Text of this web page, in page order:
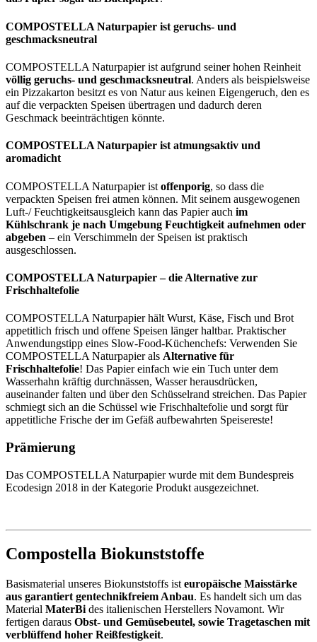
COMPOSTELLA Naturpapier ist geruchs- und
geschmacksneutral
COMPOSTELLA Naturpapier ist aufgrund seiner hohen Reinheit
völlig geruchs- und geschmacksneutral. Anders als beispielsweise
ein Pizzakarton besitzt es von Natur aus keinen Eigengeruch, den es
auf die verpackten Speisen übertragen und dadurch deren
Geschmack beeinträchtigen könnte.
COMPOSTELLA Naturpapier ist atmungsaktiv und
aromadicht
COMPOSTELLA Naturpapier ist offenporig, so dass die
verpackten Speisen frei atmen können. Mit seinem ausgewogenen
Luft-/ Feuchtigkeitsausgleich kann das Papier auch im
Kühlschrank je nach Umgebung Feuchtigkeit aufnehmen oder
abgeben – ein Verschimmeln der Speisen ist praktisch
ausgeschlossen.
COMPOSTELLA Naturpapier – die Alternative zur
Frischhaltefolie
COMPOSTELLA Naturpapier hält Wurst, Käse, Fisch und Brot
appetitlich frisch und offene Speisen länger haltbar. Praktischer
Anwendungstipp eines Slow-Food-Küchenchefs: Verwenden Sie
COMPOSTELLA Naturpapier als Alternative für
Frischhaltefolie! Das Papier einfach wie ein Tuch unter dem
Wasserhahn kräftig durchnässen, Wasser herausdrücken,
auseinander falten und über den Schüsselrand streichen. Das Papier
schmiegt sich an die Schüssel wie Frischhaltefolie und sorgt für
appetitliche Frische der im Gefäß aufbewahrten Speisereste!
Prämierung
Das COMPOSTELLA Naturpapier wurde mit dem Bundespreis
Ecodesign 2018 in der Kategorie Produkt ausgezeichnet.
Compostella Biokunststoffe
Basismaterial unseres Biokunststoffs ist europäische Maisstärke
aus garantiert gentechnikfreiem Anbau. Es handelt sich um das
Material MaterBi des italienischen Herstellers Novamont. Wir
fertigen daraus Obst- und Gemüsebeutel, sowie Tragetaschen mit
verblüffend hoher Reißfestigkeit.